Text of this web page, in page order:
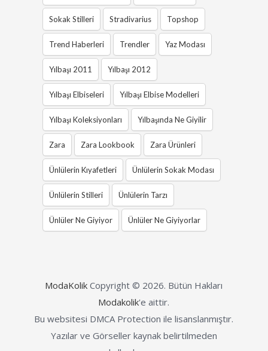
Sokak Stilleri Stradivarius Topshop
Trend Haberleri Trendler Yaz Modası
Yılbaşı 2011 Yılbaşı 2012
Yılbaşı Elbiseleri Yılbaşı Elbise Modelleri
Yılbaşı Koleksiyonları Yılbaşında Ne Giyilir
Zara Zara Lookbook Zara Ürünleri
Ünlülerin Kıyafetleri Ünlülerin Sokak Modası
Ünlülerin Stilleri Ünlülerin Tarzı
Ünlüler Ne Giyiyor Ünlüler Ne Giyiyorlar
ModaKolik Copyright © 2026. Bütün Hakları
Modakolik'e aittir.
Bu websitesi DMCA Protection ile lisanslanmıştır.
Yazılar ve Görseller kaynak belirtilmeden